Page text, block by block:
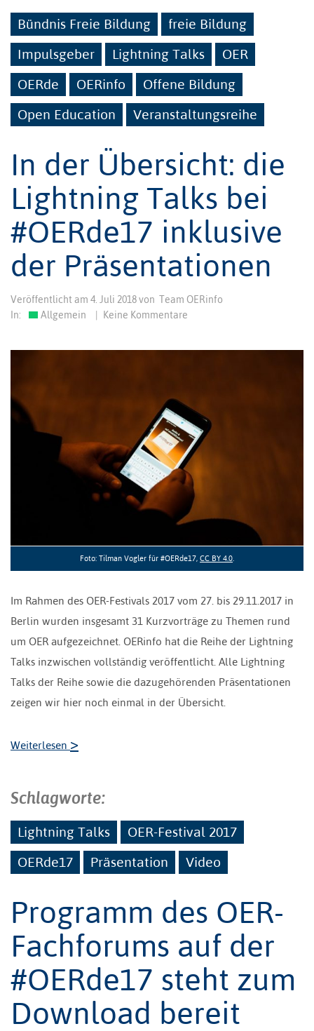
Bündnis Freie Bildung
freie Bildung
Impulsgeber
Lightning Talks
OER
OERde
OERinfo
Offene Bildung
Open Education
Veranstaltungsreihe
In der Übersicht: die
Lightning Talks bei
#OERde17 inklusive
der Präsentationen
Veröffentlicht am 4. Juli 2018von Team OERinfo
In:
Allgemein Keine Kommentare
Foto: Tilman Vogler für #OERde17, CC BY 4.0
Im Rahmen des OER-Festivals 2017 vom 27. bis 29.11.2017 in
Berlin wurden insgesamt 31 Kurzvorträge zu Themen rund
um OER aufgezeichnet. OERinfo hat die Reihe der Lightning
Talks inzwischen vollständig veröffentlicht. Alle Lightning
Talks der Reihe sowie die dazugehörenden Präsentationen
zeigen wir hier noch einmal in der Übersicht.
Weiterlesen >
Schlagworte:
Lightning Talks
OER-Festival 2017
OERde17
Präsentation Video
Programm des OER-
Fachforums auf der
#OERde17 steht zum
Download bereit